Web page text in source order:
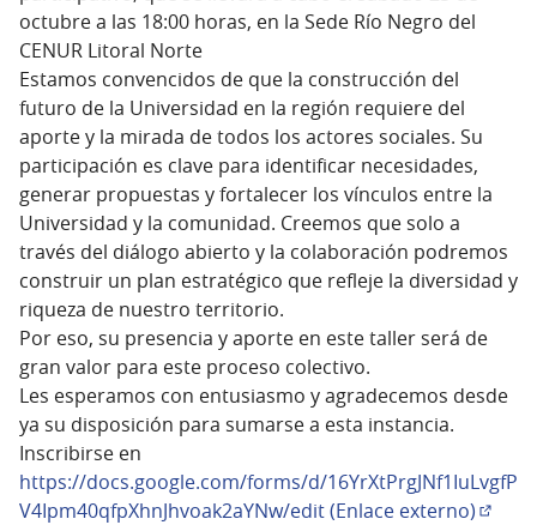
octubre a las 18:00 horas, en la Sede Río Negro del
CENUR Litoral Norte
Estamos convencidos de que la construcción del
futuro de la Universidad en la región requiere del
aporte y la mirada de todos los actores sociales. Su
participación es clave para identificar necesidades,
generar propuestas y fortalecer los vínculos entre la
Universidad y la comunidad. Creemos que solo a
través del diálogo abierto y la colaboración podremos
construir un plan estratégico que refleje la diversidad y
riqueza de nuestro territorio.
Por eso, su presencia y aporte en este taller será de
gran valor para este proceso colectivo.
Les esperamos con entusiasmo y agradecemos desde
ya su disposición para sumarse a esta instancia.
Inscribirse en
https://docs.google.com/forms/d/16YrXtPrgJNf1IuLvgfP
V4Ipm40qfpXhnJhvoak2aYNw/edit (Enlace externo)